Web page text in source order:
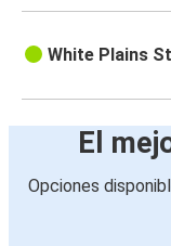
White Plains
El
Opciones